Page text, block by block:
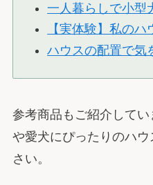
一人暮らしで小型
【実体験】私の
ハウスの配置で気
参考商品もご紹介して
や愛犬にぴったりのハ
さい。